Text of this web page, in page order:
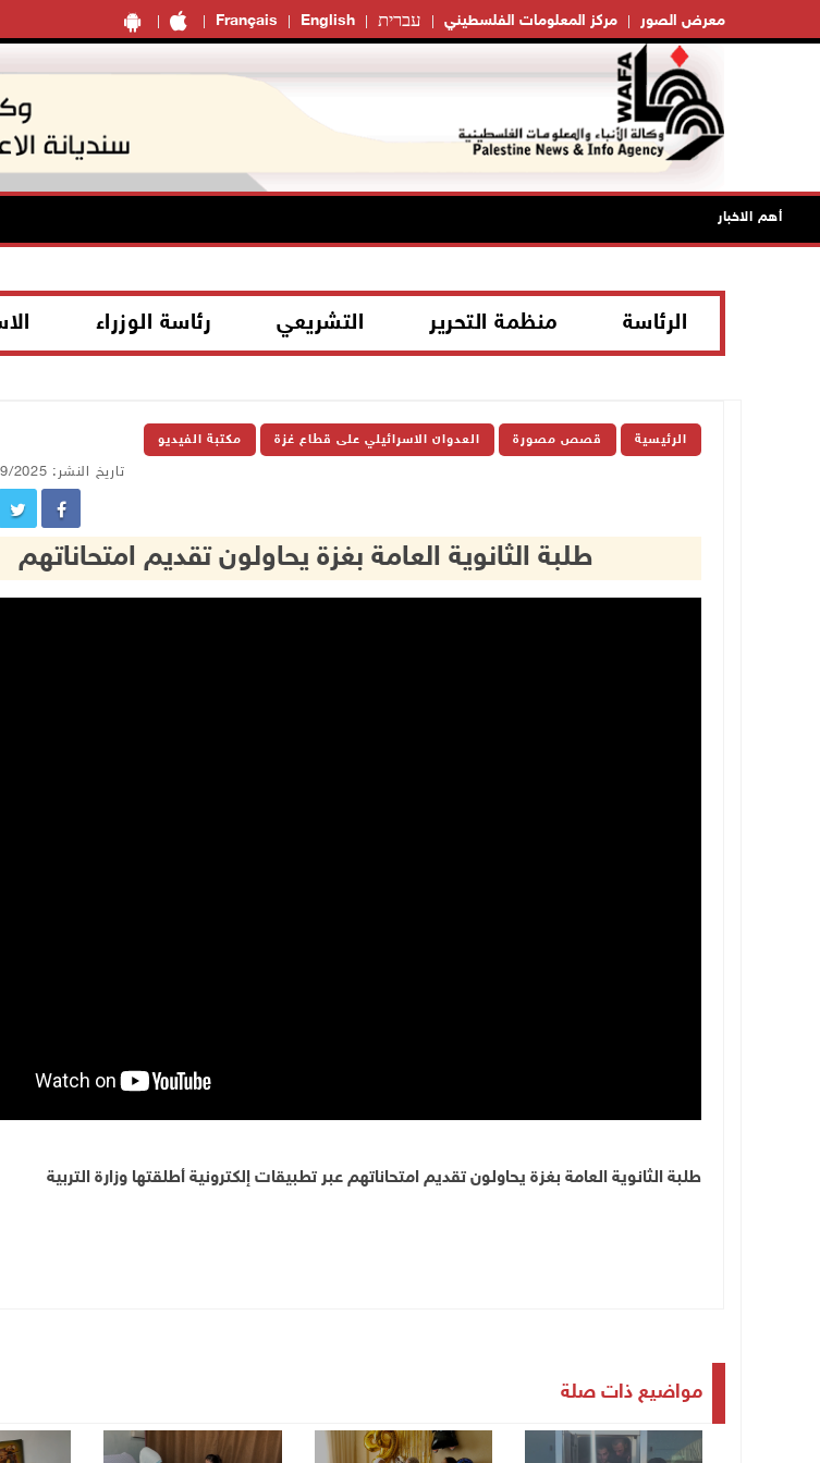
Français English עברית مركز المعلومات الفلسطيني معرض الصور
أهم الاخبار
الرئاسة منظمة التحرير التشريعي رئاسة الوزراء
الرئيسية قصص مصورة العدوان الاسرائيلي على قطاع غزة مكتبة الفيديو
تاريخ النشر: 06/09/2025 03:50 م
طلبة الثانوية العامة بغزة يحاولون تقديم امتحاناتهم
طلبة الثانوية العامة بغزة يحاولون تقديم امتحاناتهم عبر تطبيقات إلكترونية أطلقتها وزارة التربية
مواضيع ذات صلة